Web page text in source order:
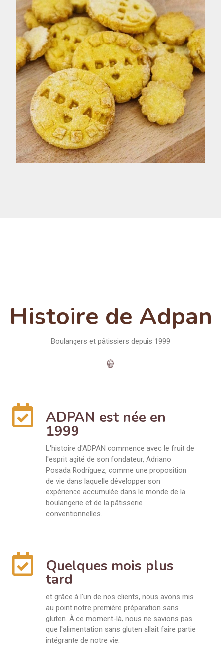
Histoire de Adpan
Boulangers et pâtissiers depuis 1999
ADPAN est née en
1999
L'histoire d'ADPAN commence avec le fruit de
l'esprit agité de son fondateur, Adriano
Posada Rodríguez, comme une proposition
de vie dans laquelle développer son
expérience accumulée dans le monde de la
boulangerie et de la pâtisserie
conventionnelles.
Quelques mois plus
tard
et grâce à l'un de nos clients, nous avons mis
au point notre première préparation sans
gluten. À ce moment-là, nous ne savions pas
que l'alimentation sans gluten allait faire partie
intégrante de notre vie.